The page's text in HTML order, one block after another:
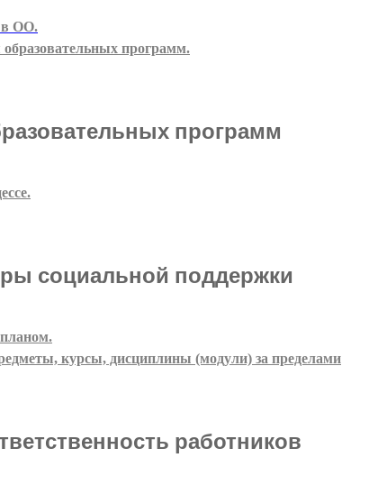
в ОО.
программ.
программ
социальной поддержки
курсы, дисциплины (модули) за пределами
работников